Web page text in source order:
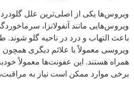
ویروس‌ها یکی از اصلی‌ترین علل
باعث التهاب و درد در ناحیه گلو
ویروسی معمولاً با علائم دیگری
همراه هستند. این عفونت‌ها معمولاً
برخی موارد ممکن است نیاز به